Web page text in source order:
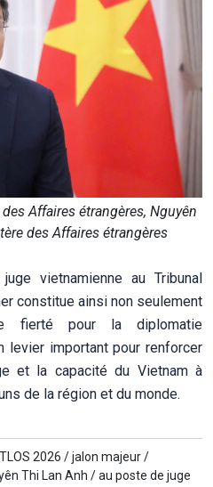
Affaires étrangères, Nguyên
des Affaires étrangères
vietnamienne au Tribunal
constitue ainsi non seulement
fierté pour la diplomatie
levier important pour renforcer
et la capacité du Vietnam à
de la région et du monde.
ITLOS 2026 /jalon majeur /
Thi Lan Anh /au poste de juge